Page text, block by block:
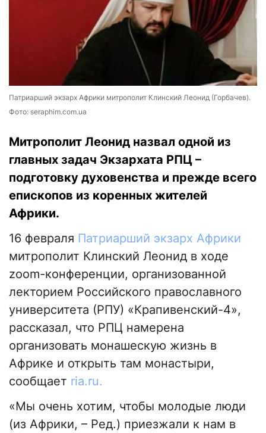
Патриарший экзарх Африки митрополит Клинский Леонид (Горбачев).
Фото: seraphim.com.ua
Митрополит Леонид назвал одной из
главных задач Экзархата РПЦ –
подготовку духовенства и прежде всего
епископов из коренных жителей
Африки.
16 февраля Патриарший экзарх Африки
митрополит Клинский Леонид в ходе
zoom-конференции, организованной
лекторием Российского православного
университета (РПУ) «Крапивенский-4»,
рассказал, что РПЦ намерена
организовать монашескую жизнь в
Африке и открыть там монастыри,
сообщает ria.ru.
«Мы очень хотим, чтобы молодые люди
(из Африки, – Ред.) приезжали к нам в